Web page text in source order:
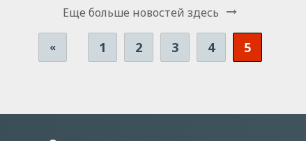
Еще больше новостей здесь
« 1 2 3 4 5